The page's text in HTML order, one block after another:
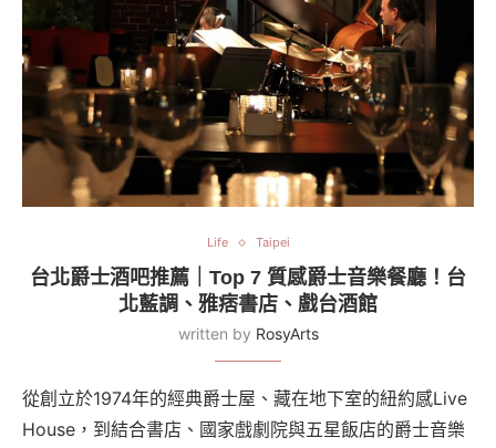
Life Taipei
台北爵士酒吧推薦｜Top 7 質感爵士音樂餐廳！台
北藍調、雅痞書店、戲台酒館
written by RosyArts
從創立於1974年的經典爵士屋、藏在地下室的紐約感Live
House，到結合書店、國家戲劇院與五星飯店的爵士音樂